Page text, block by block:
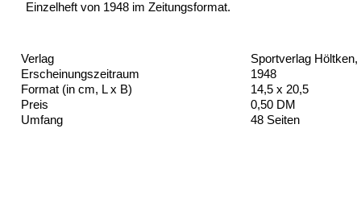
Einzelheft von 1948 im Zeitungsformat.
Verlag
Sportverlag
Erscheinungszeitraum
1948
Format (in cm, L x B)
14,5 x 20,5
Preis
0,50 DM
Umfang
48 Seiten